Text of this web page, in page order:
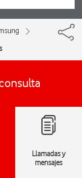
Llamadas y
mensajes